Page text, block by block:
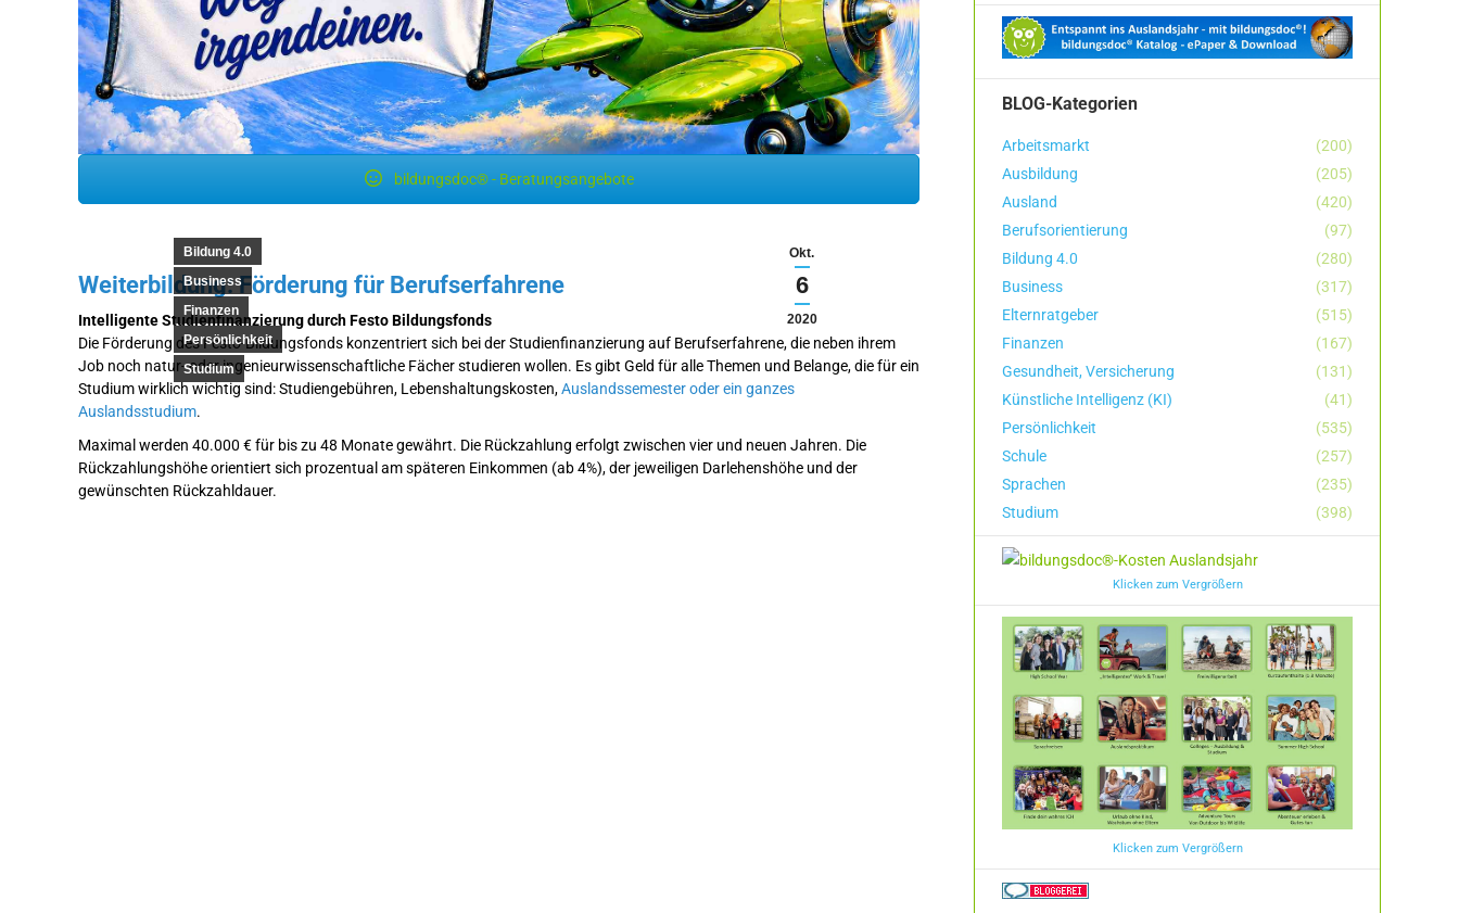
bildungsdoc® - Beratungsangebote
Okt.
6
2020
Bildung 4.0
Business
Finanzen
Persönlichkeit
Studium
Weiterbildung: Förderung für Berufserfahrene
Intelligente Studienfinanzierung durch Festo Bildungsfonds
Die Förderung des Festo-Bildungsfonds konzentriert sich bei der Studienfinanzierung auf Berufserfahrene, die neben ihrem
Job noch natur- oder ingenieurwissenschaftliche Fächer studieren wollen. Es gibt Geld für alle Themen und Belange, die für ein
Studium wirklich wichtig sind: Studiengebühren, Lebenshaltungskosten,Auslandssemester oder ein ganzes
Auslandsstudium.
Maximal werden 40.000 € für bis zu 48 Monate gewährt. Die Rückzahlung erfolgt zwischen vier und neuen Jahren. Die
Rückzahlungshöhe orientiert sich prozentual am späteren Einkommen (ab 4%), der jeweiligen Darlehenshöhe und der
gewünschten Rückzahldauer.
BLOG-Kategorien
Arbeitsmarkt
(200)
Ausbildung
(205)
Ausland
(420)
Berufsorientierung
(97)
Bildung 4.0
(280)
Business
(317)
Elternratgeber
(515)
Finanzen
(167)
Gesundheit, Versicherung
(131)
Künstliche Intelligenz (KI)
(41)
Persönlichkeit
(535)
Schule
(257)
Sprachen
(235)
Studium
(398)
Klicken zum Vergrößern
Klicken zum Vergrößern